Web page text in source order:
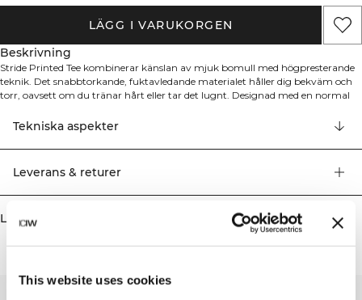
This website uses cookies
LÄGG I VARUKORGEN
Beskrivning
Stride Printed Tee kombinerar känslan av mjuk bomull med högpresterande
teknik. Det snabbtorkande, fuktavledande materialet håller dig bekväm och
torr, oavsett om du tränar hårt eller tar det lugnt. Designad med en normal
träning, ärenden eller vardagliga dagar. 81% Återvunnen Polyester / 14%
Bomull / 5% Spandex
Tekniska aspekter
Leverans & returer
Liknande produkter